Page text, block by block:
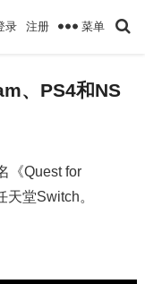
录 注册 菜单
、PS4和NS
《Quest for
堂Switch。